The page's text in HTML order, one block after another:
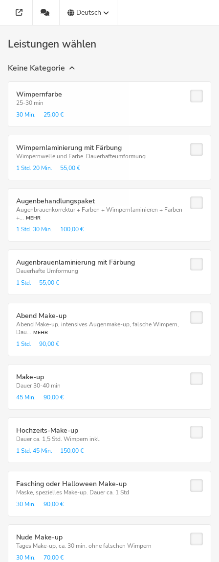
Deutsch
Leistungen wählen
Keine Kategorie
Wimpernfarbe
25-30 min
30 Min.
25,00 €
Wimpernlaminierung mit Färbung
Wimpernwelle und Farbe. Dauerhafteumformung
1 Std. 20 Min. 55,00 €
Augenbehandlungspaket
Augenbrauenkorrektur + Färben + Wimpernlaminieren + Färben
+... MEHR
1 Std. 30 Min. 100,00 €
Augenbrauenlaminierung mit Färbung
Dauerhafte Umformung
1 Std.
55,00 €
Abend Make-up
Abend Make-up, intensives Augenmake-up, falsche Wimpern,
Dau... MEHR
1 Std. 90,00 €
Make-up
Dauer 30-40 min
45 Min.
90,00 €
Hochzeits-Make-up
Dauer ca. 1,5 Std. Wimpern inkl.
1 Std. 45 Min. 150,00 €
Fasching oder Halloween Make-up
Maske, spezielles Make-up. Dauer ca. 1 Std
30 Min.
90,00 €
Nude Make-up
Tages Make-up, ca. 30 min. ohne falschen Wimpern
30 Min.
70,00 €